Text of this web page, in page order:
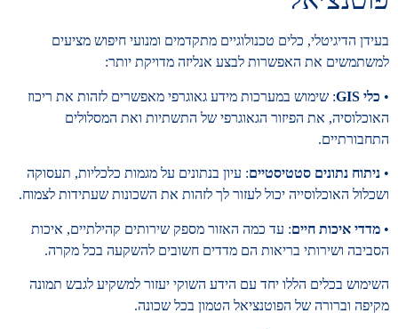
בעידן הדיגיטלי, כלים טכנולוגיים מתקדמים ומנועי חיפוש מציעים
למשתמשים את האפשרות לבצע אנליזה מדויקת יותר:
• כלי GIS
: שימוש במערכות מידע גאוגרפי מאפשרים לזהות את ריכוז
האוכלוסיה, את הפיזור הגאוגרפי של התשתיות ואת המסלולים
התחבורתיים.
• ניתוח נתונים סטטיסטיים: עיון בנתונים על מגמות כלכליות, תעסוקה
ושכלול האוכלוסייה יכול לעזור לך לזהות את השכונות שעתידות לצמוח.
• מדדי איכות חיים: עד כמה האזור מספק שירותים קהילתיים, איכות
הסביבה ושירותי בריאות הם מדדים חשובים להשקעה בכל מקרה.
השימוש בכלים הללו יחד עם הידע השוקי יעזור למשקיע לגבש תמונה
מקיפה וברורה של הפוטנציאל הטמון בכל שכונה.